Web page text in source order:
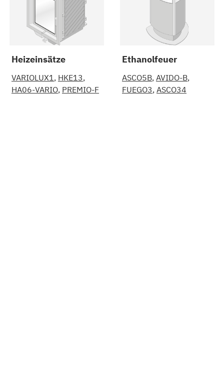
Heizeinsätze
VARIOLUX1 HKE13
HA06-VARIO PREMIO-F
Ethanolfeuer
ASCO5B AVIDO-B
FUEGO3 ASCO34